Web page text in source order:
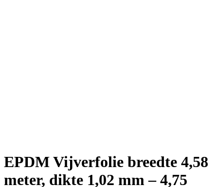
EPDM Vijverfolie breedte 4,58
meter, dikte 1,02 mm – 4,75